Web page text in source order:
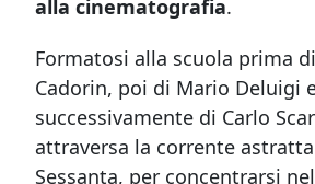
alla cinematografia.
Formatosi alla scuola prima
Cadorin, poi di Mario Deluigi
successivamente di Carlo
attraversa la corrente
Sessanta, per concentrarsi